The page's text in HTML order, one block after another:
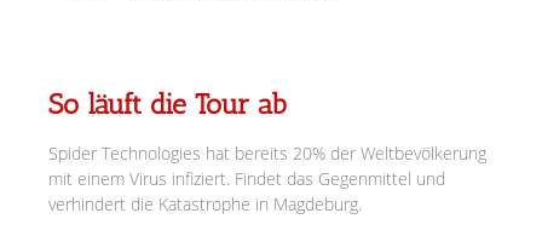
So läuft die Tour ab
Spider Technologies hat bereits 20% der Weltbevölkerung
mit einem Virus infiziert. Findet das Gegenmittel und
verhindert die Katastrophe in Magdeburg.